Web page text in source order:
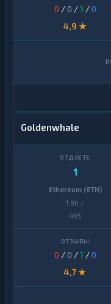
0 / 0 /1 /0
4,9 ★
Goldenwhale
1
Ethereum (ETH)
1,86 /
465
0 / 0 /1 /0
4,7 ★